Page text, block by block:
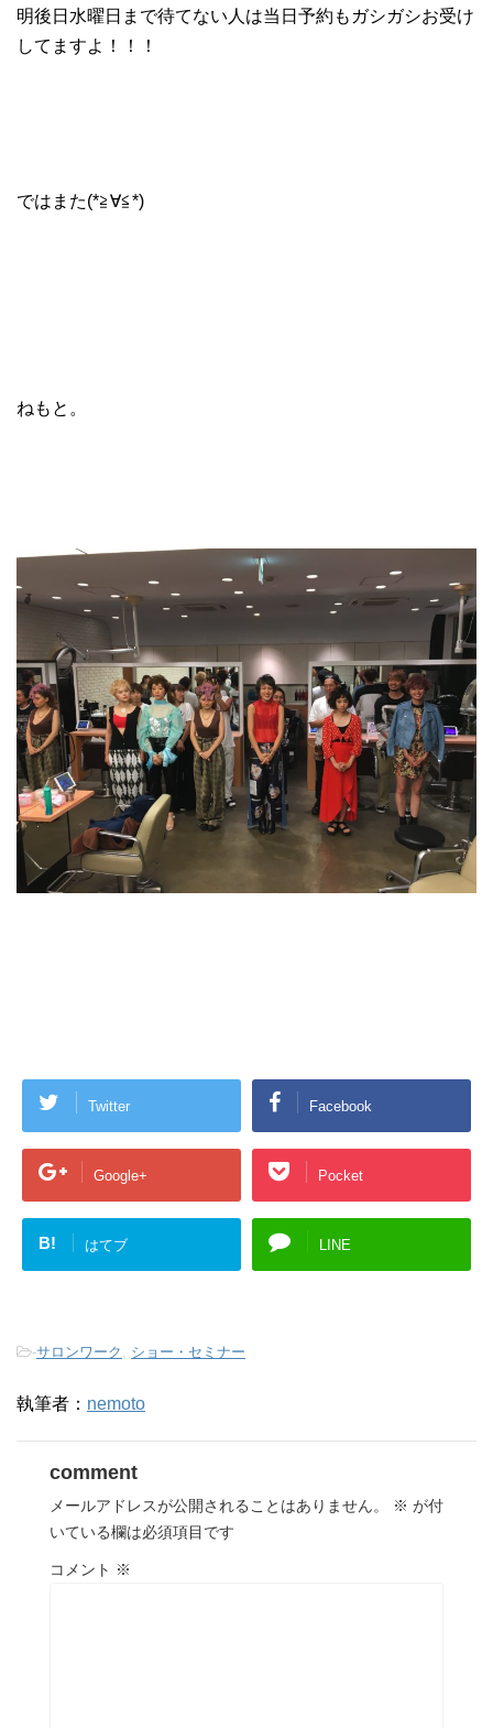
明後日水曜日まで待てない人は当日予約もガシガシお受け
してますよ！！！
ではまた(*≧∀≦*)
ねもと。
Twitter Facebook
Google+ Pocket
B! はてブ LINE
-サロンワーク , ショー・セミナー
執筆者： nemoto
comment
メールアドレスが公開されることはありません。 ※ が付
いている欄は必須項目です
コメント ※